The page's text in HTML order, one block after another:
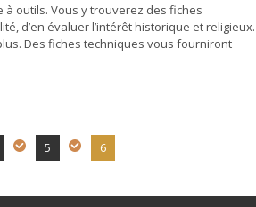
outils. Vous y trouverez des fiches
d’en évaluer l’intérêt historique et religieux.
Des fiches techniques vous fourniront
5 6